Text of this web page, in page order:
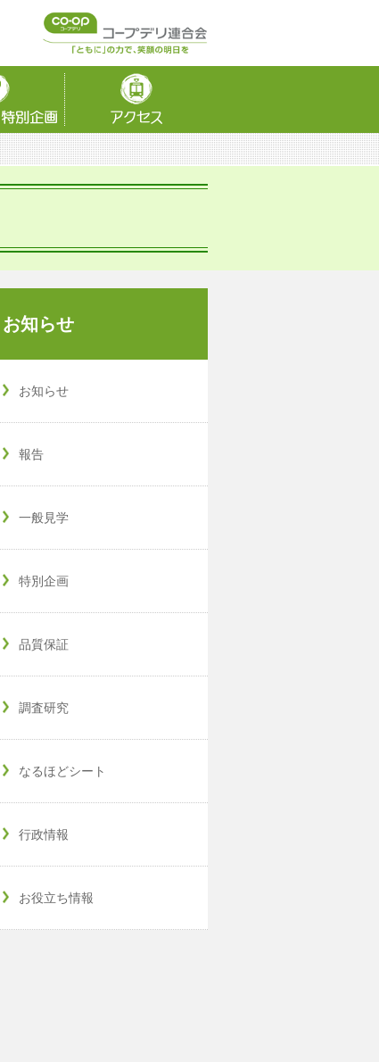
お知らせ
お知らせ
報告
一般見学
特別企画
品質保証
調査研究
なるほどシート
行政情報
お役立ち情報